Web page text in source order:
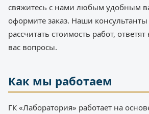
свяжитесь с нами любым удобным
оформите заказ. Наши
рассчитать стоимость работ,
вас вопросы.
Как мы работаем
ГК «Лаборатория» работает на